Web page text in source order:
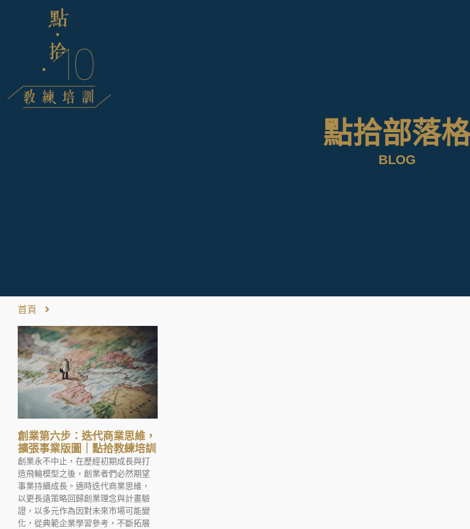
點拾部落格
BLOG
首頁
創業第六步：迭代商業思維，
擴張事業版圖｜點拾教練培訓
創業永不中止，在歷經初期成長與打
造飛輪模型之後，創業者們必然期望
事業持續成長。適時迭代商業思維，
以更長遠策略回歸創業理念與計畫驗
證，以多元作為因對未來市場可能變
化，從典範企業學習參考，不斷拓展